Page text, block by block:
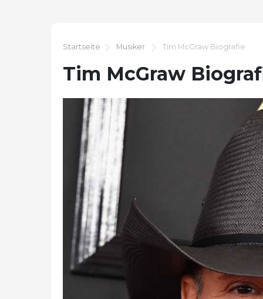
Startseite Musiker Tim McGraw Biografie
Tim McGraw